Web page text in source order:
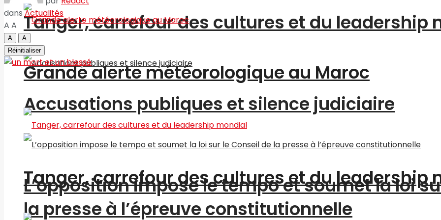
Tanger, carrefour des cultures et du leadership
Accusations publiques et silence judiciaire
L’opposition impose le tempo et soumet la loi
la presse à l’épreuve constitutionnelle
Grande alerte météorologique au Maroc
Tanger, carrefour des cultures et du leadership
dans Actualités
A A
A
A
Réinitialiser